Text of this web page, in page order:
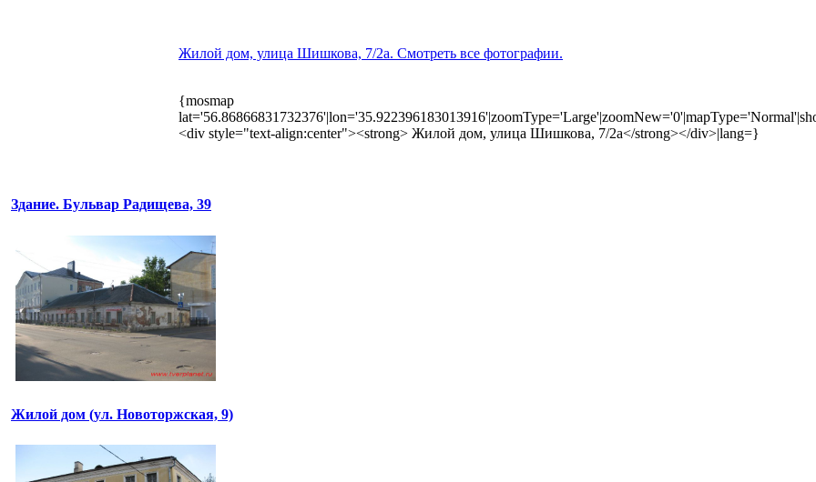
Жилой дом, улица Шишкова, 7/2а. Смотреть все фотографии.
{mosmap
<div style="text-align:center"><strong> Жилой дом, улица Шишкова, 7/2а</strong></div>|lang=}
Здание. Бульвар Радищева, 39
Жилой дом (ул. Новоторжская, 9)